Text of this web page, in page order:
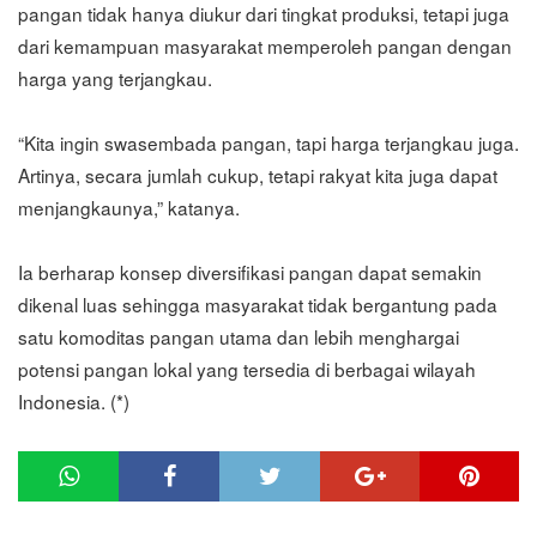
pangan tidak hanya diukur dari tingkat produksi, tetapi juga
dari kemampuan masyarakat memperoleh pangan dengan
harga yang terjangkau.
“Kita ingin swasembada pangan, tapi harga terjangkau juga.
Artinya, secara jumlah cukup, tetapi rakyat kita juga dapat
menjangkaunya,” katanya.
Ia berharap konsep diversifikasi pangan dapat semakin
dikenal luas sehingga masyarakat tidak bergantung pada
satu komoditas pangan utama dan lebih menghargai
potensi pangan lokal yang tersedia di berbagai wilayah
Indonesia. (*)